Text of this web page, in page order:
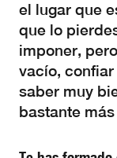
el lugar que
que lo
imponer,
vacío,
saber muy
bastante